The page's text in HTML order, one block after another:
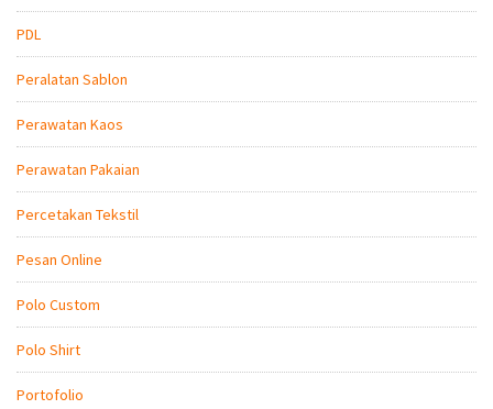
PDL
Peralatan Sablon
Perawatan Kaos
Perawatan Pakaian
Percetakan Tekstil
Pesan Online
Polo Custom
Polo Shirt
Portofolio